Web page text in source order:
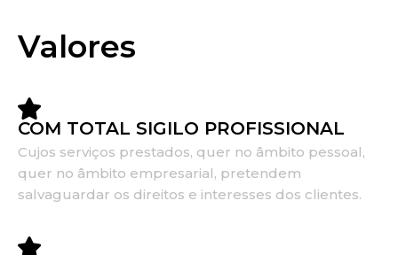
Valores
COM TOTAL SIGILO PROFISSIONAL
Cujos serviços prestados, quer no âmbito pessoal,
quer no âmbito empresarial, pretendem
salvaguardar os direitos e interesses dos clientes.